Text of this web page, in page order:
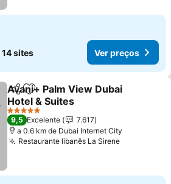
14 sites Ver preços
PartilharAdicionar aos favoritos
Avani+ Palm View Dubai
Hotel & Suites
Ver preços
5 Estrelas
9,5 Excelente
7.617
a 0.6 km de Dubai Internet City
Restaurante libanês La SireneVer preços